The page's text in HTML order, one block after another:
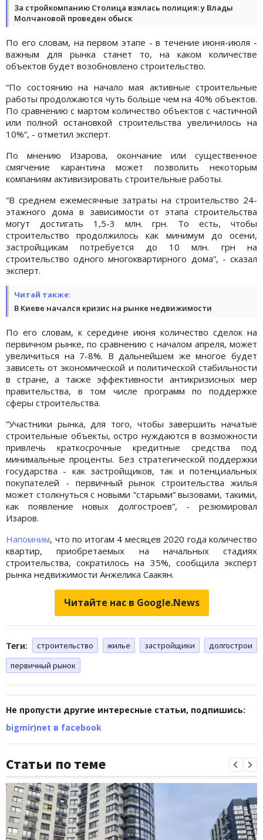
За стройкомпанию Столица взялась полиция: у Влады
Молчановой проведен обыск
По его словам, на первом этапе - в течение июня-июля -
важным для рынка станет то, на каком количестве
объектов будет возобновлено строительство.
“По состоянию на начало мая активные строительные
работы продолжаются чуть больше чем на 40% объектов.
По сравнению с мартом количество объектов с частичной
или полной остановкой строительства увеличилось на
10%“, - отметил эксперт.
По мнению Изарова, окончание или существенное
смягчение карантина может позволить некоторым
компаниям активизировать строительные работы.
“В среднем ежемесячные затраты на строительство 24-
этажного дома в зависимости от этапа строительства
могут достигать 1,5-3 млн. грн. То есть, чтобы
строительство продолжилось как минимум до осени,
застройщикам потребуется до 10 млн. грн на
строительство одного многоквартирного дома“, - сказал
эксперт.
Читай также:
В Киеве начался кризис на рынке недвижимости
По его словам, к середине июня количество сделок на
первичном рынке, по сравнению с началом апреля, может
увеличиться на 7-8%. В дальнейшем же многое будет
зависеть от экономической и политической стабильности
в стране, а также эффективности антикризисных мер
правительства, в том числе программ по поддержке
сферы строительства.
“Участники рынка, для того, чтобы завершить начатые
строительные объекты, остро нуждаются в возможности
привлечь краткосрочные кредитные средства под
минимальные проценты. Без стратегической поддержки
государства - как застройщиков, так и потенциальных
покупателей - первичный рынок строительства жилья
может столкнуться с новыми “старыми“ вызовами, такими,
как появление новых долгостроев“, - резюмировал
Изаров.
Напомним, что по итогам 4 месяцев 2020 года количество
квартир, приобретаемых на начальных стадиях
строительства, сократилось на 35%, сообщила эксперт
рынка недвижимости Анжелика Саакян.
Читайте нас в Google.News
Теги: строительство жилье застройщики
долгострои
первичный рынок
Не пропусти другие интересные статьи, подпишись:
bigmir)net в facebook
Статьи по теме